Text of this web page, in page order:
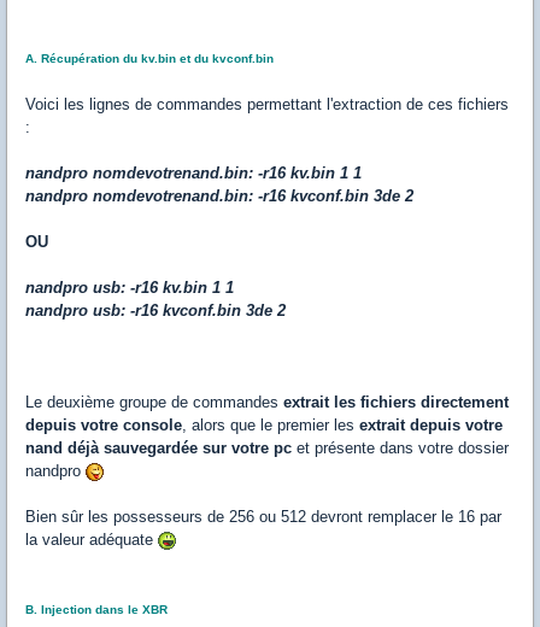
A. Récupération du kv.bin et du kvconf.bin
Voici les lignes de commandes permettant l'extraction de ces fichiers
:
nandpro nomdevotrenand.bin: -r16 kv.bin 1 1
nandpro nomdevotrenand.bin: -r16 kvconf.bin 3de 2
OU
nandpro usb: -r16 kv.bin 1 1
nandpro usb: -r16 kvconf.bin 3de 2
Le deuxième groupe de commandes extrait les fichiers directement
depuis votre console, alors que le premier les extrait depuis votre
nand déjà sauvegardée sur votre pc et présente dans votre dossier
nandpro
Bien sûr les possesseurs de 256 ou 512 devront remplacer le 16 par
la valeur adéquate
B. Injection dans le XBR